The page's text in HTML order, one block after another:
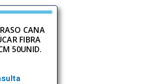
CANA
FIBRA
50UNID.